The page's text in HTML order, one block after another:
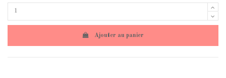
Ajouter au panier